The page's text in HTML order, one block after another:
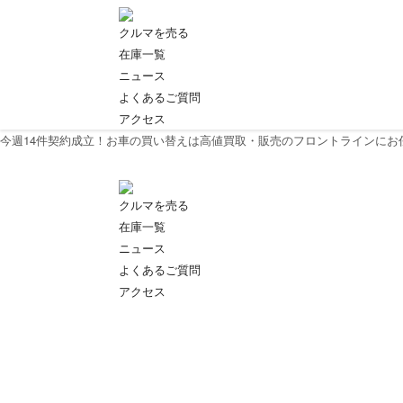
クルマを売る
在庫一覧
ニュース
よくあるご質問
アクセス
今週14件契約成立！お車の買い替えは高値買取・販売のフロントラインにお
クルマを売る
在庫一覧
ニュース
よくあるご質問
アクセス